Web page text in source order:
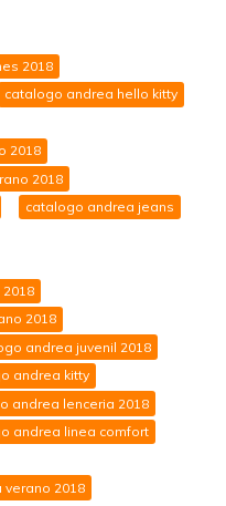
2018
catalogo andrea hello kitty
2018
2018
catalogo andrea jeans
2018
andrea juvenil 2018
andrea kitty
andrea lenceria 2018
andrea linea comfort
2018